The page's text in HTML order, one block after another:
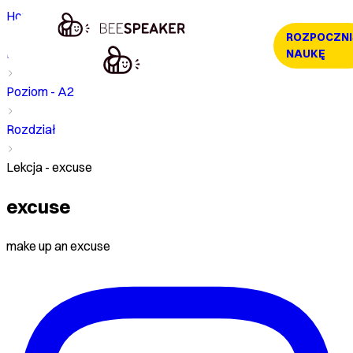
NAUKĘ
Home
Kurs
Poziom - A2
Rozdział
Lekcja - excuse
excuse
make up an excuse